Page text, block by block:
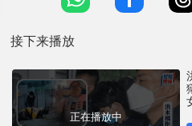
打至毫无反应。他称「都系
接下来播放
正在播放中